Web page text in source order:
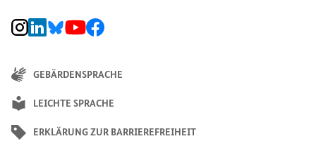
BMZ Instagram-Kanal, Externer Link
BMZ LinkedIn Unternehmensseite, Externer Link
BMZ Bluesky-Seite, Externer Link
BMZ Youtube-Kanal, Externer Link
BMZ Facebook-Seite, Externer Link
GEBÄRDENSPRACHE
LEICHTE SPRACHE
ERKLÄRUNG ZUR BARRIEREFREIHEIT